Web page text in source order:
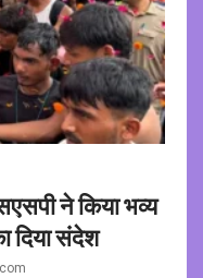
ने किया भव्य
दिया संदेश